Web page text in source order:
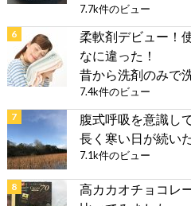
7.7k件のビュー
柔軟剤デビュー！
なに違った！
昔から洗剤のみで
7.4k件のビュー
腹式呼吸を意識し
長く寒い日が続い
7.1k件のビュー
高カカオチョコレ